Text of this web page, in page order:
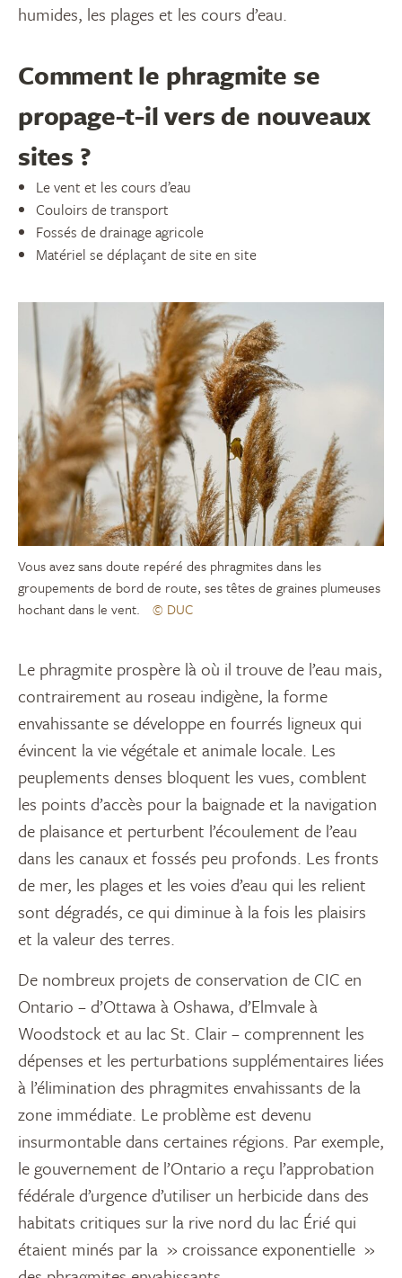
humides, les plages et les cours d’eau.
Comment le phragmite se
propage-t-il vers de nouveaux
sites ?
Le vent et les cours d’eau
Couloirs de transport
Fossés de drainage agricole
Matériel se déplaçant de site en site
Vous avez sans doute repéré des phragmites dans les
groupements de bord de route, ses têtes de graines plumeuses
hochant dans le vent.
© DUC
Le phragmite prospère là où il trouve de l’eau mais,
contrairement au roseau indigène, la forme
envahissante se développe en fourrés ligneux qui
évincent la vie végétale et animale locale. Les
peuplements denses bloquent les vues, comblent
les points d’accès pour la baignade et la navigation
de plaisance et perturbent l’écoulement de l’eau
dans les canaux et fossés peu profonds. Les fronts
de mer, les plages et les voies d’eau qui les relient
sont dégradés, ce qui diminue à la fois les plaisirs
et la valeur des terres.
De nombreux projets de conservation de CIC en
Ontario – d’Ottawa à Oshawa, d’Elmvale à
Woodstock et au lac St. Clair – comprennent les
dépenses et les perturbations supplémentaires liées
à l’élimination des phragmites envahissants de la
zone immédiate. Le problème est devenu
insurmontable dans certaines régions. Par exemple,
le gouvernement de l’Ontario a reçu l’approbation
fédérale d’urgence d’utiliser un herbicide dans des
habitats critiques sur la rive nord du lac Érié qui
étaient minés par la » croissance exponentielle »